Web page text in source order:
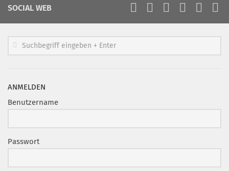
SOCIAL WEB
ANMELDEN
Benutzername
Passwort